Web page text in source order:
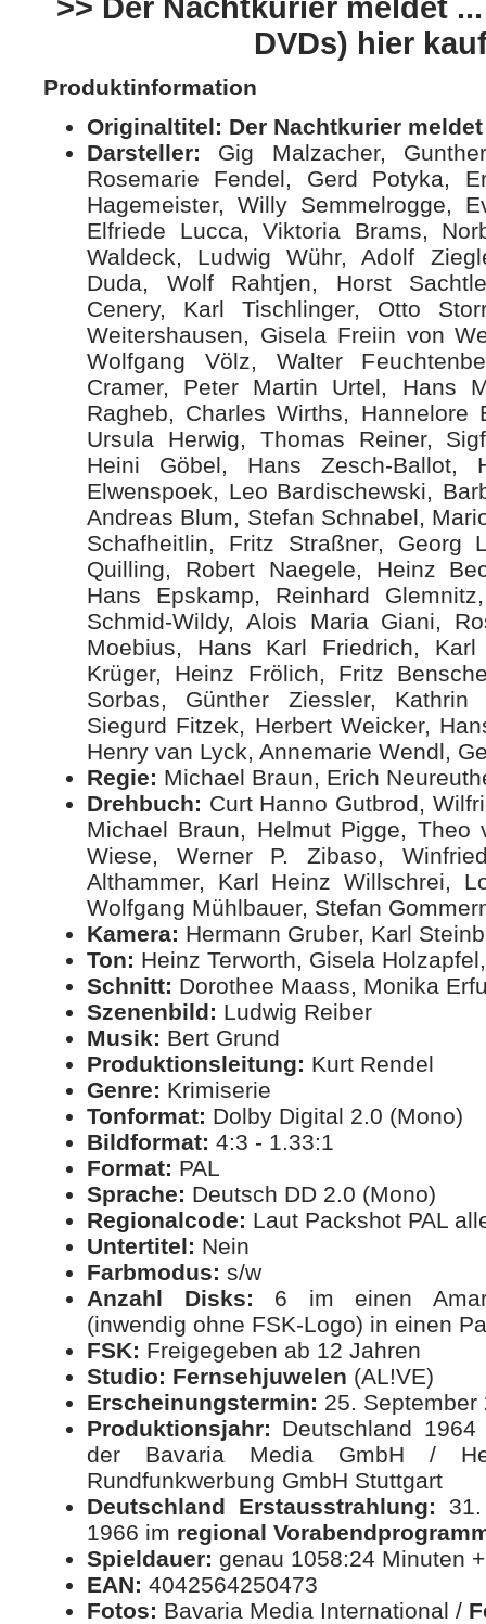
>> Der Nachtkurier meldet
DVDs) hier
Produktinformation
Originaltitel: Der Nachtkurier
Darsteller: Gig Malzacher,
Rosemarie Fendel, Gerd Potyka,
Hagemeister, Willy Semmelrogge,
Elfriede Lucca, Viktoria Brams,
Waldeck, Ludwig Wühr, Adolf
Duda, Wolf Rahtjen, Horst
Cenery, Karl Tischlinger, Otto
Weitershausen, Gisela Freiin von
Wolfgang Völz, Walter
Cramer, Peter Martin Urtel, Hans
Ragheb, Charles Wirths, Hannelore
Ursula Herwig, Thomas Reiner,
Heini Göbel, Hans Zesch-Ballot,
Elwenspoek, Leo Bardischewski,
Andreas Blum, Stefan Schnabel,
Schafheitlin, Fritz Straßner, Georg
Quilling, Robert Naegele, Heinz
Hans Epskamp, Reinhard
Schmid-Wildy, Alois Maria Giani,
Moebius, Hans Karl Friedrich,
Krüger, Heinz Frölich, Fritz
Sorbas, Günther Ziessler, Kathrin
Siegurd Fitzek, Herbert Weicker,
Henry van Lyck, Annemarie Wendl,
Regie: Michael Braun, Erich
Drehbuch: Curt Hanno Gutbrod,
Michael Braun, Helmut Pigge, Theo
Wiese, Werner P. Zibaso,
Althammer, Karl Heinz Willschrei,
Wolfgang Mühlbauer, Stefan
Kamera: Hermann Gruber, Karl
Ton: Heinz Terworth, Gisela
Schnitt: Dorothee Maass, Monika
Szenenbild: Ludwig Reiber
Musik: Bert Grund
Produktionsleitung: Kurt Rendel
Genre: Krimiserie
Tonformat: Dolby Digital 2.0 (Mono)
Bildformat: 4:3 - 1.33:1
Format: PAL
Sprache: Deutsch DD 2.0 (Mono)
Regionalcode: Laut Packshot PAL
Untertitel: Nein
Farbmodus: s/w
Anzahl Disks: 6 im einen
(inwendig ohne FSK-Logo) in einen
FSK: Freigegeben ab 12 Jahren
Studio: Fernsehjuwelen (AL!VE)
Erscheinungstermin: 25. September
Produktionsjahr: Deutschland
der Bavaria Media GmbH /
Rundfunkwerbung GmbH Stuttgart
Deutschland Erstausstrahlung:
1966 im regional
Spieldauer: genau 1058:24 Minuten
EAN: 4042564250473
Fotos: Bavaria Media International /